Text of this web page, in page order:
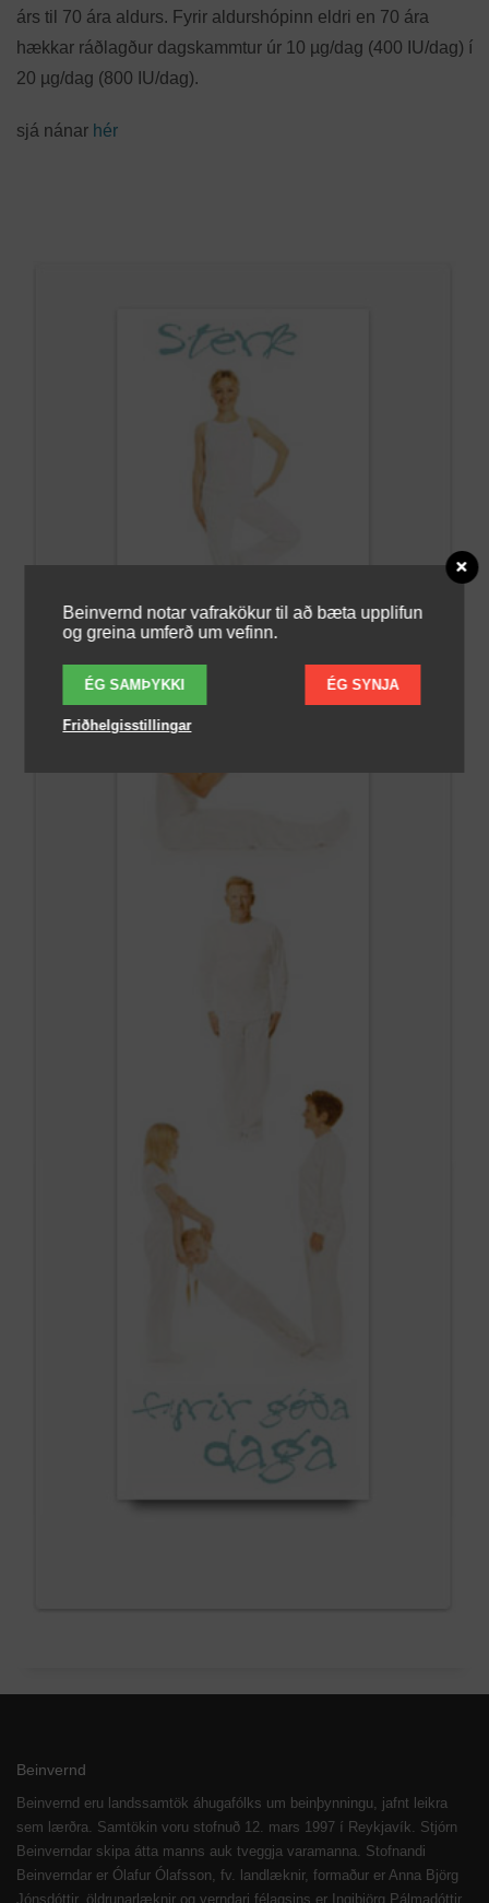
árs til 70 ára aldurs. Fyrir aldurshópinn eldri en 70 ára
hækkar ráðlagður dagskammtur úr 10 µg/dag (400 IU/dag) í
20 µg/dag (800 IU/dag).
sjá nánar hér
Beinvernd
Beinvernd eru landssamtök áhugafólks um beinþynningu, jafnt leikra
sem lærðra. Samtökin voru stofnuð 12. mars 1997 í Reykjavík. Stjórn
Beinverndar skipa átta manns auk tveggja varamanna. Stofnandi
Beinverndar er Ólafur Ólafsson, fv. landlæknir, formaður er Anna Björg
Jónsdóttir, öldrunarlæknir og verndari félagsins er Ingibjörg Pálmadóttir
Beinvernd notar vafrakökur til að bæta upplifun
og greina umferð um vefinn.
ÉG SAMÞYKKI ÉG SYNJA
Friðhelgisstillingar